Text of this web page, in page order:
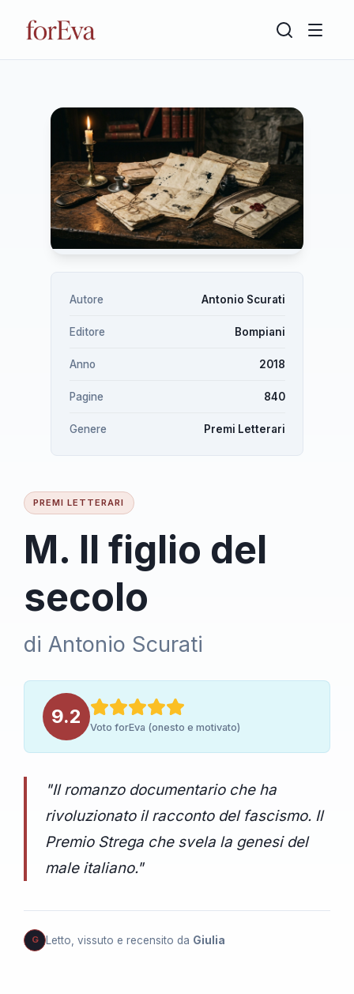
Autore Antonio Scurati
Editore Bompiani
Anno 2018
Pagine 840
Genere Premi Letterari
PREMI LETTERARI
M. Il figlio del
secolo
di Antonio Scurati
9.2 Voto forEva (onesto e motivato)
"Il romanzo documentario che ha
rivoluzionato il racconto del fascismo. Il
Premio Strega che svela la genesi del
male italiano."
G Letto, vissuto e recensito da Giulia